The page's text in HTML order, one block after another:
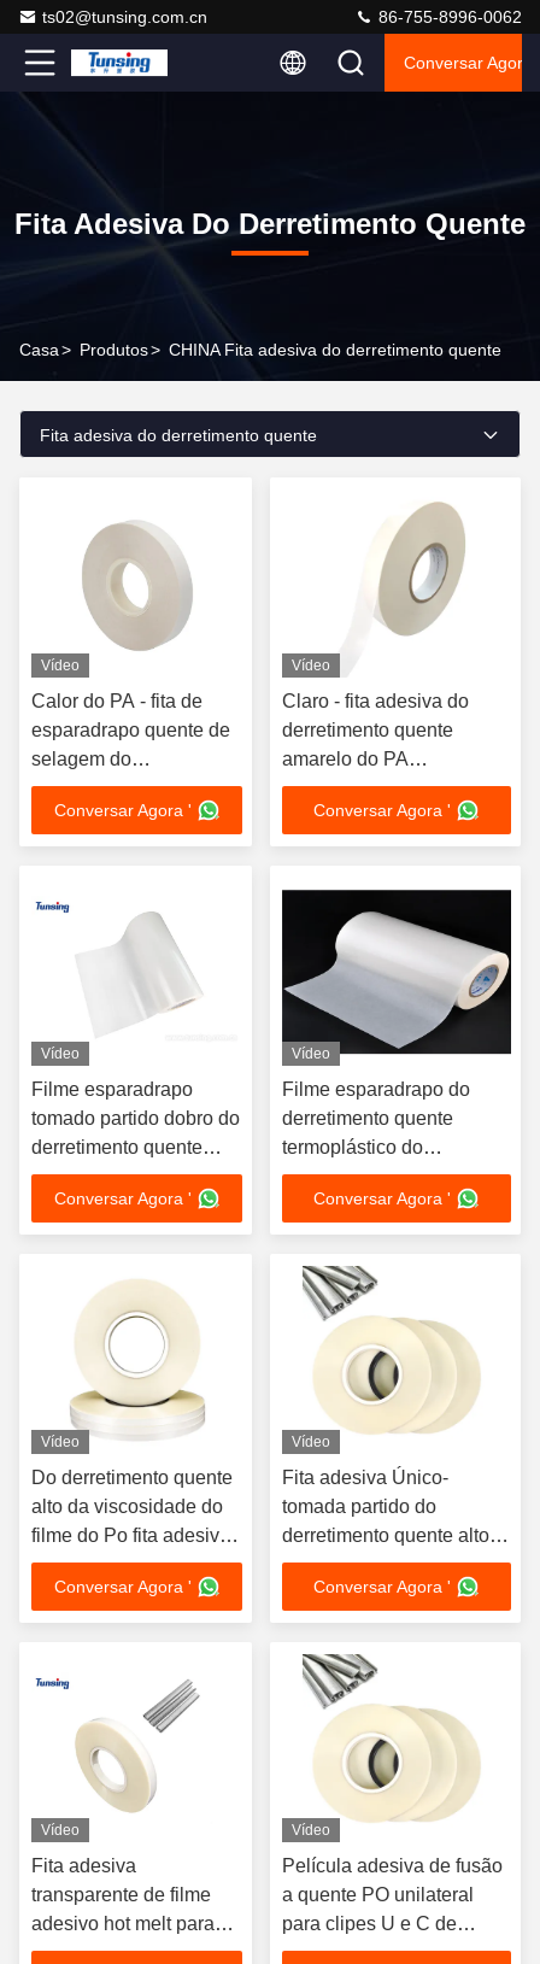
ts02@tunsing.com.cn 86-755-8996-0062
Conversar Agora
Fita Adesiva Do Derretimento Quente
Casa> Produtos> CHINA Fita adesiva do derretimento quente
Fita adesiva do derretimento quente
Vídeo
Calor do PA - fita de
esparadrapo quente de
selagem do
derretimento da
poliamida da largura de
29mm para SIM Card
Conversar Agora '
Vídeo
Claro - fita adesiva do
derretimento quente
amarelo do PA
Copolyamide de SIM Card
Sticking
Conversar Agora '
Vídeo
Filme esparadrapo
tomado partido dobro do
derretimento quente
elástico da fita de Tpu
para a tela de matéria
têxtil
Conversar Agora '
Vídeo
Filme esparadrapo do
derretimento quente
termoplástico do
poliuretano TPU para a
tela impermeável
Conversar Agora '
Vídeo
Do derretimento quente
alto da viscosidade do
filme do Po fita adesiva
para o prego de U
Conversar Agora '
Vídeo
Fita adesiva Único-
tomada partido do
derretimento quente alto
da viscosidade para o
prego galvanizado
Conversar Agora '
Vídeo
Fita adesiva
transparente de filme
adesivo hot melt para
pregos de aço U/C
Vídeo
Película adesiva de fusão
a quente PO unilateral
para clipes U e C de
salsichas